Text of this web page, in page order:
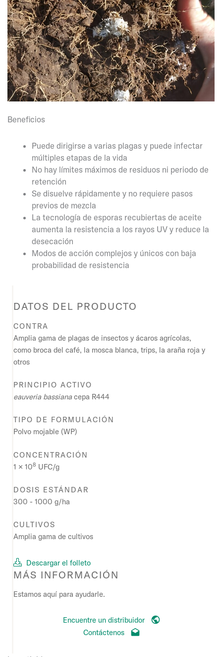
Beneficios
Puede dirigirse a varias plagas y puede infectar
múltiples etapas de la vida
No hay límites máximos de residuos ni periodo de
retención
Se disuelve rápidamente y no requiere pasos
previos de mezcla
La tecnología de esporas recubiertas de aceite
aumenta la resistencia a los rayos UV y reduce la
desecación
Modos de acción complejos y únicos con baja
probabilidad de resistencia
DATOS DEL PRODUCTO
CONTRA
Amplia gama de plagas de insectos y ácaros agrícolas,
como broca del café, la mosca blanca, trips, la araña roja y
otros
PRINCIPIO ACTIVO
eauveria bassianacepa R444
TIPO DE FORMULACIÓN
Polvo mojable (WP)
CONCENTRACIÓN
1 × 108 UFC/g
DOSIS ESTÁNDAR
300 - 1000 g/ha
CULTIVOS
Amplia gama de cultivos
Descargar el folleto
MÁS INFORMACIÓN
Estamos aquí para ayudarle.
Encuentre un distribuidor
Contáctenos